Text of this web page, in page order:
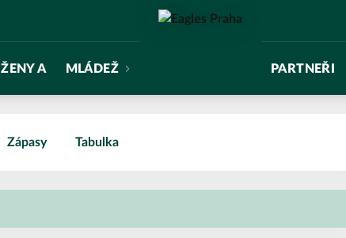
ŽENY A MLÁDEŽ PARTNEŘI
Zápasy Tabulka